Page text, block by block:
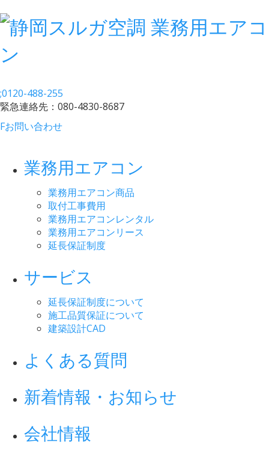
;0120-488-255
緊急連絡先： 080-4830-8687
Fお問い合わせ
業務用エアコン
業務用エアコン商品
取付工事費用
業務用エアコンレンタル
業務用エアコンリース
延長保証制度
サービス
延長保証制度について
施工品質保証について
建築設計CAD
よくある質問
新着情報・お知らせ
会社情報